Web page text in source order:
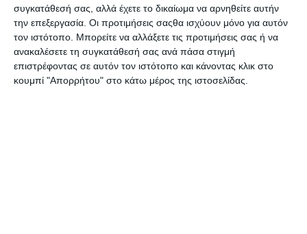
συγκατάθεσή σας, αλλά έχετε το δικαίωμα να αρνηθείτε αυτήν
την επεξεργασία. Οι προτιμήσεις σαςθα ισχύουν μόνο για αυτόν
τον ιστότοπο. Μπορείτε να αλλάξετε τις προτιμήσεις σας ή να
ανακαλέσετε τη συγκατάθεσή σας ανά πάσα στιγμή
επιστρέφοντας σε αυτόν τον ιστότοπο και κάνοντας κλικ στο
κουμπί "Απορρήτου" στο κάτω μέρος της ιστοσελίδας.